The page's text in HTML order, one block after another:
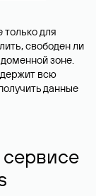
для
свободен ли
зоне.
всю
данные